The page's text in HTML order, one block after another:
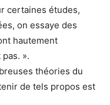
certaines études,
on essaye des
hautement
».
théories du
de tels propos est